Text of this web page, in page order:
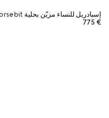
إسبادريل للنساء مزيّن بحلية Horsebit
€ 775